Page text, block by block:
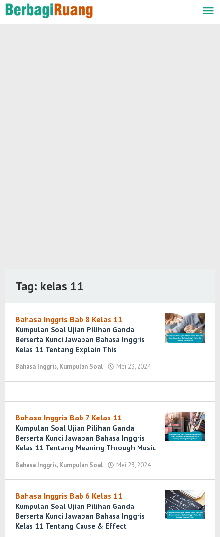
Lewati
ke
Tag: kelas 11
Bahasa Inggris Bab 8 Kelas 11
Kumpulan Soal Ujian Pilihan Ganda
Berserta Kunci Jawaban Bahasa Inggris
Kelas 11 Tentang Explain This
Bahasa Inggris,Kumpulan Soal Mei 23, 2024
Bahasa Inggris Bab 7 Kelas 11
Kumpulan Soal Ujian Pilihan Ganda
Berserta Kunci Jawaban Bahasa Inggris
Kelas 11 Tentang Meaning Through Music
Bahasa Inggris,Kumpulan Soal Mei 23, 2024
Bahasa Inggris Bab 6 Kelas 11
Kumpulan Soal Ujian Pilihan Ganda
Berserta Kunci Jawaban Bahasa Inggris
Kelas 11 Tentang Cause & Effect